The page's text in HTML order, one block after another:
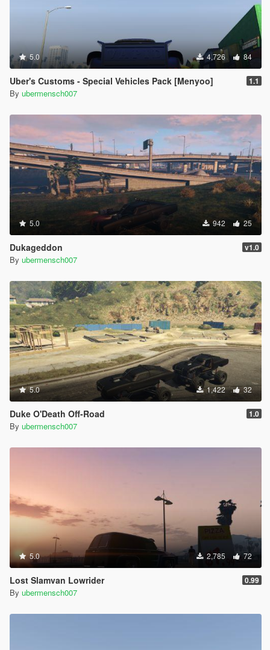
5.0 4,726 84
Uber's Customs - Special Vehicles Pack [Menyoo] 1.1
By ubermensch007
5.0 942 25
Dukageddon v1.0
By ubermensch007
5.0 1,422 32
Duke O'Death Off-Road 1.0
By ubermensch007
5.0 2,785 72
Lost Slamvan Lowrider 0.99
By ubermensch007